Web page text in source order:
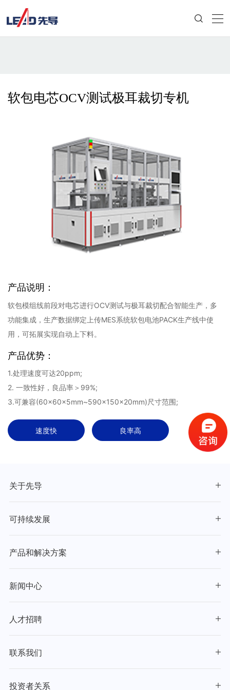
软包电芯OCV测试极耳裁切专机
产品说明：
软包模组线前段对电芯进行OCV测试与极耳裁切配合智能生产，多
功能集成，生产数据绑定上传MES系统软包电池PACK生产线中使
用，可拓展实现自动上下料。
产品优势：
1.处理速度可达20ppm;
2. 一致性好，良品率＞99%;
3.可兼容(60×60×5mm~590×150×20mm)尺寸范围;
速度快 良率高
关于先导
可持续发展
产品和解决方案
新闻中心
人才招聘
联系我们
投资者关系